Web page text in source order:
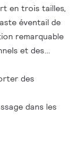
en trois tailles,
éventail de
remarquable
et des
innovante
de la vie du
des
dans les